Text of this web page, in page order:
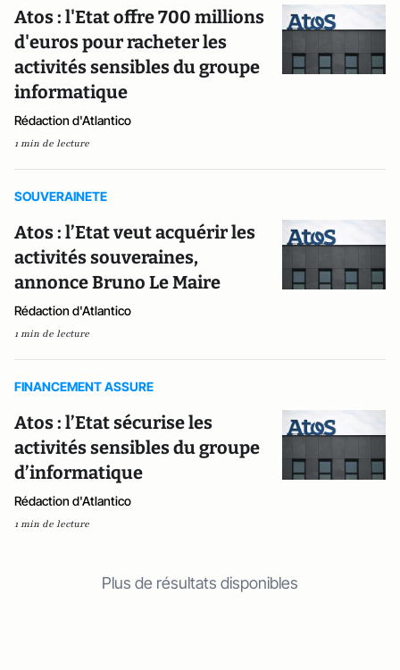
Atos : l'Etat offre 700 millions
d'euros pour racheter les
activités sensibles du groupe
informatique
Rédaction d'Atlantico
1 min de lecture
SOUVERAINETE
Atos : l’Etat veut acquérir les
activités souveraines,
annonce Bruno Le Maire
Rédaction d'Atlantico
1 min de lecture
FINANCEMENT ASSURE
Atos : l’Etat sécurise les
activités sensibles du groupe
d’informatique
Rédaction d'Atlantico
1 min de lecture
Plus de résultats disponibles